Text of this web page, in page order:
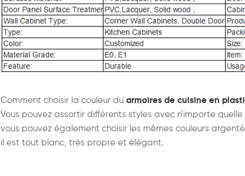
Comment choisir la couleur du armoires de cuisine en
Vous pouvez assortir différents styles avec n'importe
vous pouvez également choisir les mêmes couleurs
il est tout blanc, très propre et élégant.